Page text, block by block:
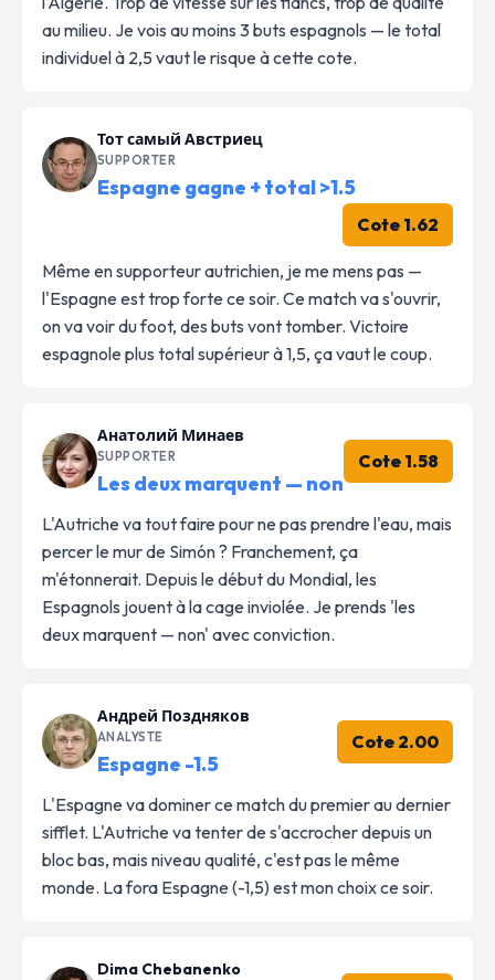
au milieu. Je vois au moins 3 buts espagnols — le total
individuel à 2,5 vaut le risque à cette cote.
Тот самый Австриец
SUPPORTER
Espagne gagne + total >1.5
Cote 1.62
Même en supporteur autrichien, je me mens pas —
l'Espagne est trop forte ce soir. Ce match va s'ouvrir,
on va voir du foot, des buts vont tomber. Victoire
espagnole plus total supérieur à 1,5, ça vaut le coup.
Анатолий Минаев
SUPPORTER
Les deux marquent — non
Cote 1.58
L'Autriche va tout faire pour ne pas prendre l'eau, mais
percer le mur de Simón ? Franchement, ça
m'étonnerait. Depuis le début du Mondial, les
Espagnols jouent à la cage inviolée. Je prends 'les
deux marquent — non' avec conviction.
Андрей Поздняков
ANALYSTE
Espagne -1.5
Cote 2.00
L'Espagne va dominer ce match du premier au dernier
sifflet. L'Autriche va tenter de s'accrocher depuis un
bloc bas, mais niveau qualité, c'est pas le même
monde. La fora Espagne (-1,5) est mon choix ce soir.
Dima Chebanenko